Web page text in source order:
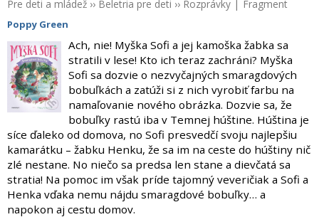
Pre deti a mládež ›› Beletria pre deti ›› Rozprávky | Fragment
Poppy Green
Ach, nie! Myška Sofi a jej kamoška žabka sa
stratili v lese! Kto ich teraz zachráni? Myška
Sofi sa dozvie o nezvyčajných smaragdových
bobuľkách a zatúži si z nich vyrobiť farbu na
namaľovanie nového obrázka. Dozvie sa, že
bobuľky rastú iba v Temnej húštine. Húština je
síce ďaleko od domova, no Sofi presvedčí svoju najlepšiu
kamarátku – žabku Henku, že sa im na ceste do húštiny nič
zlé nestane. No niečo sa predsa len stane a dievčatá sa
stratia! Na pomoc im však príde tajomný veveričiak a Sofi a
Henka vďaka nemu nájdu smaragdové bobuľky… a
napokon aj cestu domov.